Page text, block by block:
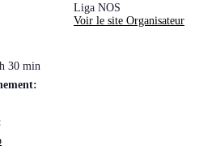
30 min
Liga NOS
Voir le site Organisateur